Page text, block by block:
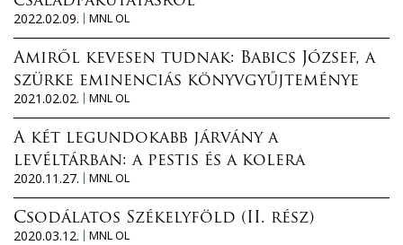
2022.02.09.
MNL OL
Amiről kevesen tudnak: Babics József, a
szürke eminenciás könyvgyűjteménye
2021.02.02.
MNL OL
A két legundokabb járvány a
levéltárban: a pestis és a kolera
2020.11.27.
MNL OL
Csodálatos Székelyföld (II. rész)
2020.03.12.
MNL OL